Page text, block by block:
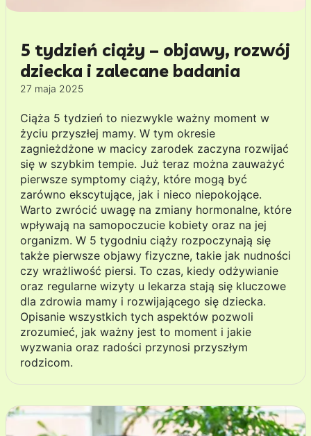
5 tydzień ciąży – objawy, rozwój
dziecka i zalecane badania
27 maja 2025
Ciąża 5 tydzień to niezwykle ważny moment w
życiu przyszłej mamy. W tym okresie
zagnieżdżone w macicy zarodek zaczyna rozwijać
się w szybkim tempie. Już teraz można zauważyć
pierwsze symptomy ciąży, które mogą być
zarówno ekscytujące, jak i nieco niepokojące.
Warto zwrócić uwagę na zmiany hormonalne, które
wpływają na samopoczucie kobiety oraz na jej
organizm. W 5 tygodniu ciąży rozpoczynają się
także pierwsze objawy fizyczne, takie jak nudności
czy wrażliwość piersi. To czas, kiedy odżywianie
oraz regularne wizyty u lekarza stają się kluczowe
dla zdrowia mamy i rozwijającego się dziecka.
Opisanie wszystkich tych aspektów pozwoli
zrozumieć, jak ważny jest to moment i jakie
wyzwania oraz radości przynosi przyszłym
rodzicom.